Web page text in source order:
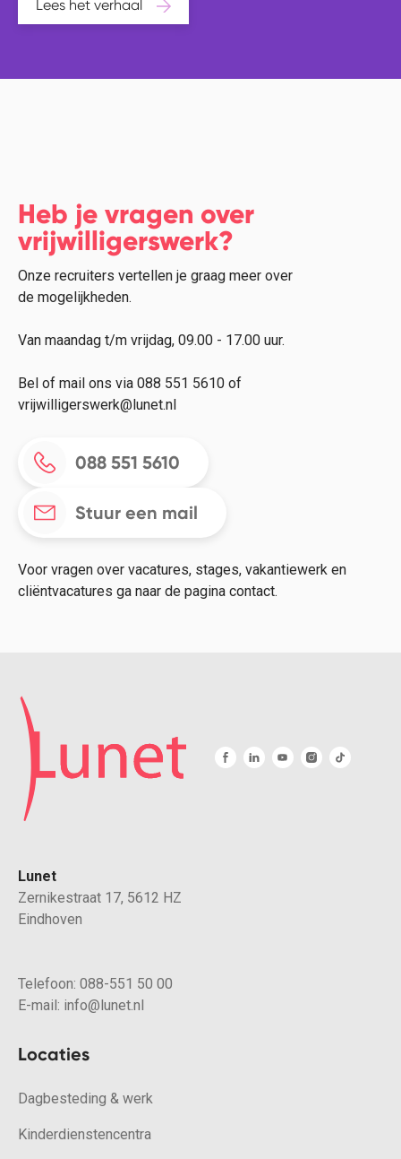
Lees het verhaal
Heb je vragen over
vrijwilligerswerk?
Onze recruiters vertellen je graag meer over
de mogelijkheden.
Van maandag t/m vrijdag, 09.00 - 17.00 uur.
Bel of mail ons via 088 551 5610 of
vrijwilligerswerk@lunet.nl
088 551 5610
Stuur een mail
Voor vragen over vacatures, stages, vakantiewerk en
cliëntvacatures ga naar de pagina contact.
Lunet
Zernikestraat 17, 5612 HZ
Eindhoven
Telefoon: 088-551 50 00
E-mail: info@lunet.nl
Locaties
Dagbesteding & werk
Kinderdienstencentra